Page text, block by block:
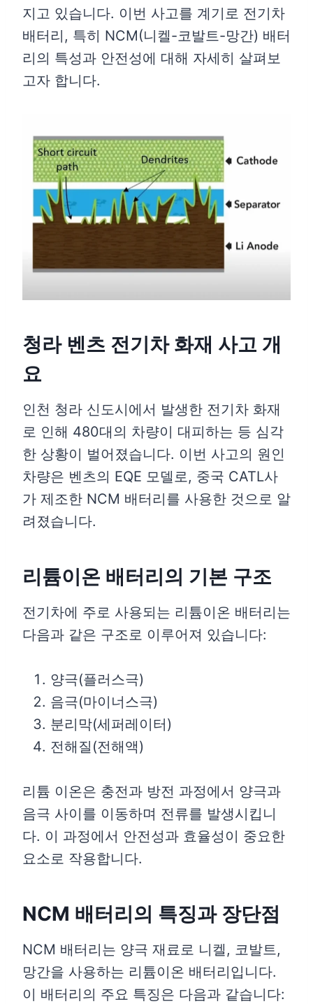
지고 있습니다. 이번 사고를 계기로 전기차
배터리, 특히 NCM(니켈-코발트-망간) 배터
리의 특성과 안전성에 대해 자세히 살펴보
고자 합니다.
청라 벤츠 전기차 화재 사고 개
요
인천 청라 신도시에서 발생한 전기차 화재
로 인해 480대의 차량이 대피하는 등 심각
한 상황이 벌어졌습니다. 이번 사고의 원인
차량은 벤츠의 EQE 모델로, 중국 CATL사
가 제조한 NCM 배터리를 사용한 것으로 알
려졌습니다.
리튬이온 배터리의 기본 구조
전기차에 주로 사용되는 리튬이온 배터리는
다음과 같은 구조로 이루어져 있습니다:
양극(플러스극)
음극(마이너스극)
분리막(세퍼레이터)
전해질(전해액)
리튬 이온은 충전과 방전 과정에서 양극과
음극 사이를 이동하며 전류를 발생시킵니
다. 이 과정에서 안전성과 효율성이 중요한
요소로 작용합니다.
NCM 배터리의 특징과 장단점
NCM 배터리는 양극 재료로 니켈, 코발트,
망간을 사용하는 리튬이온 배터리입니다.
이 배터리의 주요 특징은 다음과 같습니다: